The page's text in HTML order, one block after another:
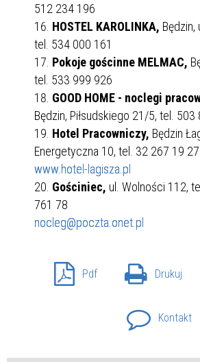
512 234 196
HOSTEL KAROLINKA,
tel. 534 000 161
Pokoje gościnne MELMAC,
tel. 533 999 926
GOOD HOME - noclegi
Będzin, Piłsudskiego 21/5, tel. 503
Hotel Pracowniczy, Będzin
Energetyczna 10, tel. 32 267 19 27
www.hotel-lagisza.pl
Gościniec, ul. Wolności 112,
761 78
nocleg@poczta.onet.pl
Pdf Drukuj
Kontakt